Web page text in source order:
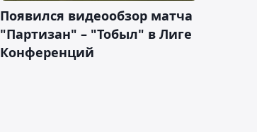
Появился видеообзор матча
"Партизан" – "Тобыл" в Лиге
Конференций